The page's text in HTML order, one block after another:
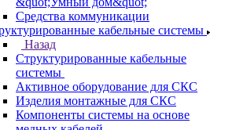
Средства коммуникации
кабельные системы
Назад
Структурированные кабельные
системы
Активное оборудование для СКС
Изделия монтажные для СКС
Компоненты системы на основе